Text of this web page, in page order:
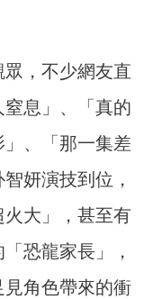
，不少網友直
息」、「真的
、「那一集差
妍演技到位，
火大」，甚至有
恐龍家長」，
角色帶來的衝